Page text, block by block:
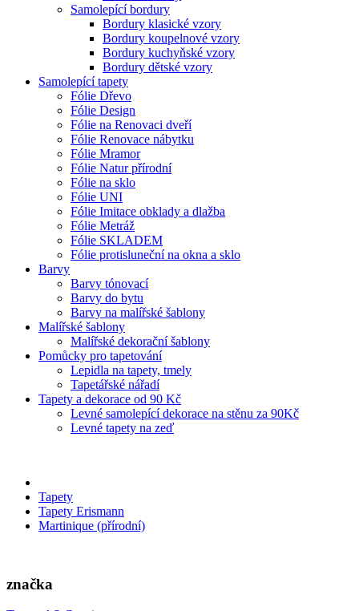
Samolepící bordury
Bordury klasické vzory
Bordury koupelnové vzory
Bordury kuchyňské vzory
Bordury dětské vzory
Samolepící tapety
Fólie Dřevo
Fólie Design
Fólie na Renovaci dveří
Fólie Renovace nábytku
Fólie Mramor
Fólie Natur přírodní
Fólie na sklo
Fólie UNI
Fólie Imitace obklady a dlažba
Fólie Metráž
Fólie SKLADEM
Fólie protisluneční na okna a sklo
Barvy
Barvy tónovací
Barvy do bytu
Barvy na malířské šablony
Malířské šablony
Malířské dekorační šablony
Pomůcky pro tapetování
Lepidla na tapety, tmely
Tapetářské nářadí
Tapety a dekorace od 90 Kč
Levné samolepící dekorace na stěnu za 90Kč
Levné tapety na zeď
Tapety
Tapety Erismann
Martinique (přírodní)
značka